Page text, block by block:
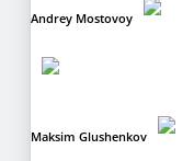
Andrey Mostovoy
Maksim Glushenkov